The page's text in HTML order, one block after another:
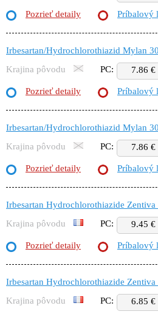
Pozrieť detaily Príbalový
Irbesartan/Hydrochlorothiazid Mylan
Krajina pôvodu
PC: 7.86 €
Pozrieť detaily Príbalový
Irbesartan/Hydrochlorothiazid Mylan
Krajina pôvodu
PC: 7.86 €
Pozrieť detaily Príbalový
Irbesartan Hydrochlorothiazide Zentiva
Krajina pôvodu
PC: 9.45 €
Pozrieť detaily Príbalový
Irbesartan Hydrochlorothiazide Zentiva
Krajina pôvodu
PC: 6.85 €